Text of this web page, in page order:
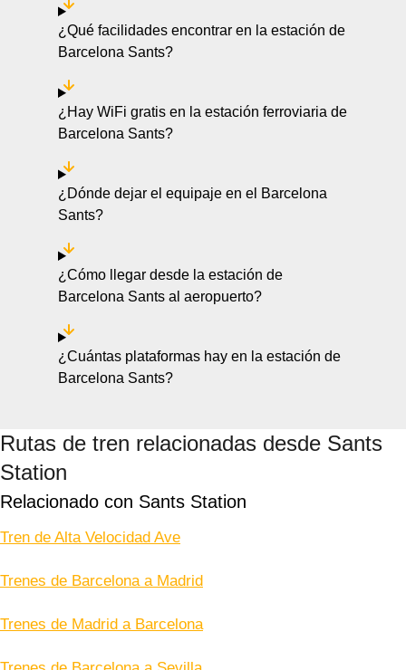
¿Qué facilidades encontrar en la estación de
Barcelona Sants?
¿Hay WiFi gratis en la estación ferroviaria de
Barcelona Sants?
¿Dónde dejar el equipaje en el Barcelona
Sants?
¿Cómo llegar desde la estación de
Barcelona Sants al aeropuerto?
¿Cuántas plataformas hay en la estación de
Barcelona Sants?
Rutas de tren relacionadas desde Sants
Station
Relacionado con Sants Station
Tren de Alta Velocidad Ave
Trenes de Barcelona a Madrid
Trenes de Madrid a Barcelona